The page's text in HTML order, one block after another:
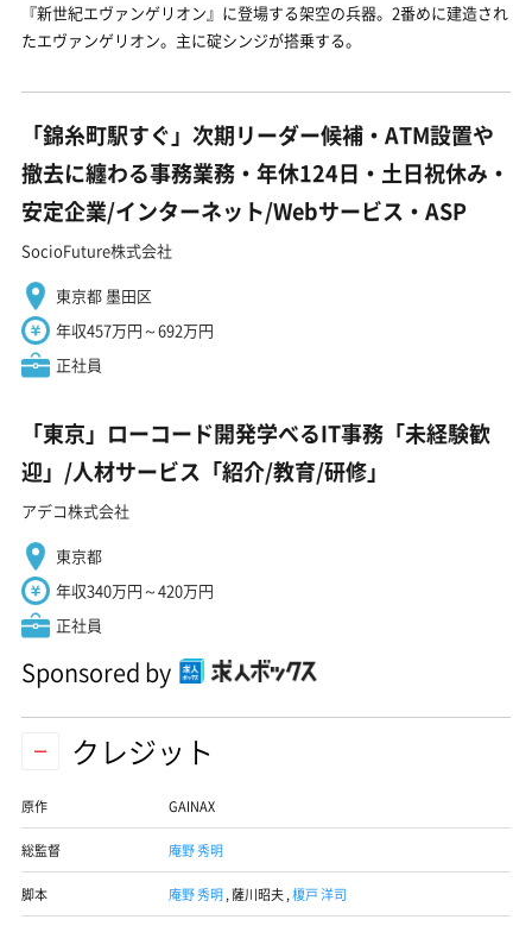
『新世紀エヴァンゲリオン』に登場する架空の兵器。2番めに建造され
たエヴァンゲリオン。主に碇シンジが搭乗する。
「錦糸町駅すぐ」次期リーダー候補・ATM設置や
撤去に纏わる事務業務・年休124日・土日祝休み・
安定企業/インターネット/Webサービス・ASP
SocioFuture株式会社
東京都 墨田区
年収457万円～692万円
正社員
「東京」ローコード開発学べるIT事務「未経験歓
迎」/人材サービス「紹介/教育/研修」
アデコ株式会社
東京都
年収340万円～420万円
正社員
Sponsored by
クレジット
原作 GAINAX
総監督 庵野 秀明
脚本 庵野 秀明,薩川昭夫,榎戸 洋司